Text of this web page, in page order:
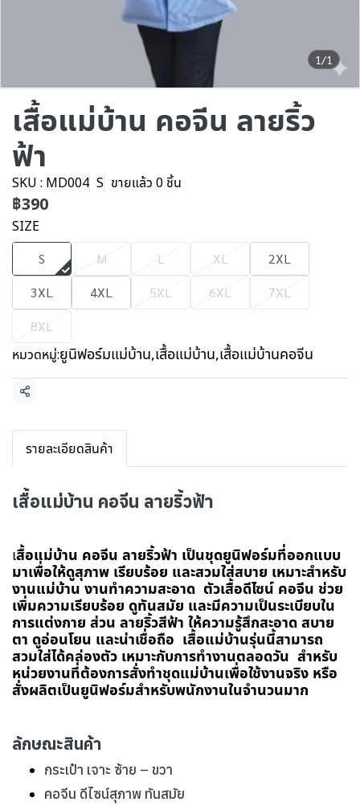
1/1
เสื้อแม่บ้าน คอจีน ลายริ้ว
ฟ้า
SKU : MD004 S ขายแล้ว 0 ชิ้น
฿390
SIZE
S M L XL
2XL
3XL
4XL 5XL 6XL
7XL
8XL
หมวดหมู่:ยูนิฟอร์มแม่บ้าน,เสื้อแม่บ้าน,เสื้อแม่บ้านคอจีน
แชร์
รายละเอียดสินค้า
เสื้อแม่บ้าน คอจีน ลายริ้วฟ้า
เสื้อแม่บ้าน คอจีน ลายริ้วฟ้า เป็นชุดยูนิฟอร์มที่ออกแบบ
มาเพื่อให้ดูสุภาพ เรียบร้อย และสวมใส่สบาย เหมาะสำหรับ
งานแม่บ้าน งานทำความสะอาด ตัวเสื้อดีไซน์ คอจีน ช่วย
เพิ่มความเรียบร้อย ดูทันสมัย และมีความเป็นระเบียบใน
การแต่งกาย ส่วน ลายริ้วสีฟ้า ให้ความรู้สึกสะอาด สบาย
ตา ดูอ่อนโยน และน่าเชื่อถือ เสื้อแม่บ้านรุ่นนี้สามารถ
สวมใส่ได้คล่องตัว เหมาะกับการทำงานตลอดวัน สำหรับ
หน่วยงานที่ต้องการสั่งทำชุดแม่บ้านเพื่อใช้งานจริง หรือ
สั่งผลิตเป็นยูนิฟอร์มสำหรับพนักงานในจำนวนมาก
ลักษณะสินค้า
กระเป๋า เจาะ ซ้าย – ขวา
คอจีน ดีไซน์สุภาพ ทันสมัย